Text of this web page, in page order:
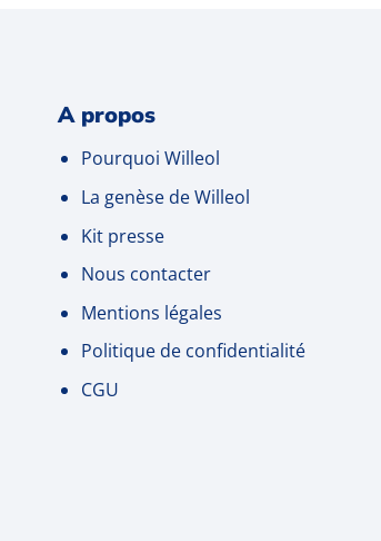
A propos
Pourquoi Willeol
La genèse de Willeol
Kit presse
Nous contacter
Mentions légales
Politique de confidentialité
CGU